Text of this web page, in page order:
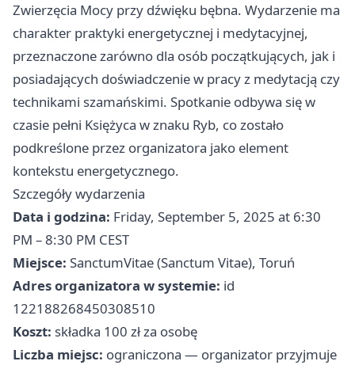
Zwierzęcia Mocy przy dźwięku bębna. Wydarzenie ma
charakter praktyki energetycznej i medytacyjnej,
przeznaczone zarówno dla osób początkujących, jak i
posiadających doświadczenie w pracy z medytacją czy
technikami szamańskimi. Spotkanie odbywa się w
czasie pełni Księżyca w znaku Ryb, co zostało
podkreślone przez organizatora jako element
kontekstu energetycznego.
Szczegóły wydarzenia
Data i godzina: Friday, September 5, 2025 at 6:30
PM – 8:30 PM CEST
Miejsce: SanctumVitae (Sanctum Vitae), Toruń
Adres organizatora w systemie: id
122188268450308510
Koszt: składka 100 zł za osobę
Liczba miejsc: ograniczona — organizator przyjmuje